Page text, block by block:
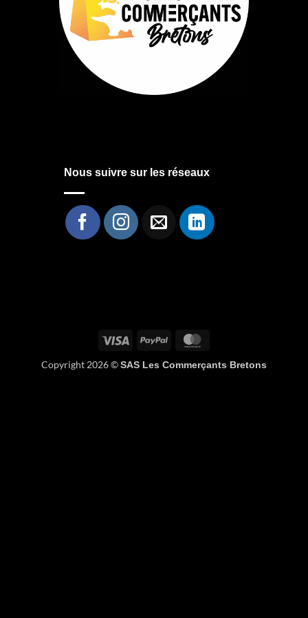
Nous suivre sur les réseaux
Visa PayPal
Copyright 2026 ©SAS Les Commerçants Bretons